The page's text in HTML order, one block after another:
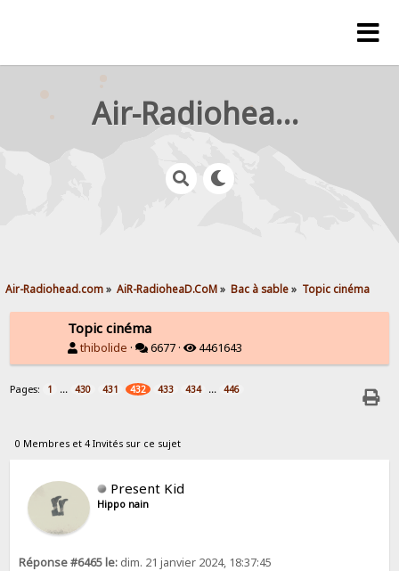
Air-Radiohead.com
Air-Radiohead.com» AiR-RadioheaD.CoM» Bac à sable» Topic cinéma
Topic cinéma
thibolide · 6677 · 4461643
Pages: 1 ... 430 431 432 433 434 ... 446
0 Membres et 4 Invités sur ce sujet
Present Kid
Hippo nain
Réponse #6465 le: dim. 21 janvier 2024, 18:37:45